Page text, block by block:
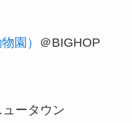
園）
＠BIGHOP
ータウン